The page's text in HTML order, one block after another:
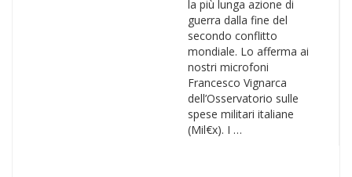
la più lunga azione di
guerra dalla fine del
secondo conflitto
mondiale. Lo afferma ai
nostri microfoni
Francesco Vignarca
dell’Osservatorio sulle
spese militari italiane
(Mil€x). I …